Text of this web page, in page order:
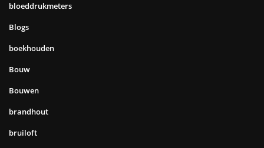
bloeddrukmeters
Blogs
boekhouden
Bouw
Bouwen
brandhout
bruiloft